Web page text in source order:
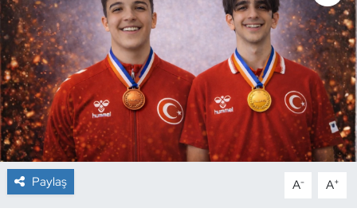
Paylaş A- A+
Çim Hokeyi
Cimnastik
Curling
Dağcılık
Dans Sporları